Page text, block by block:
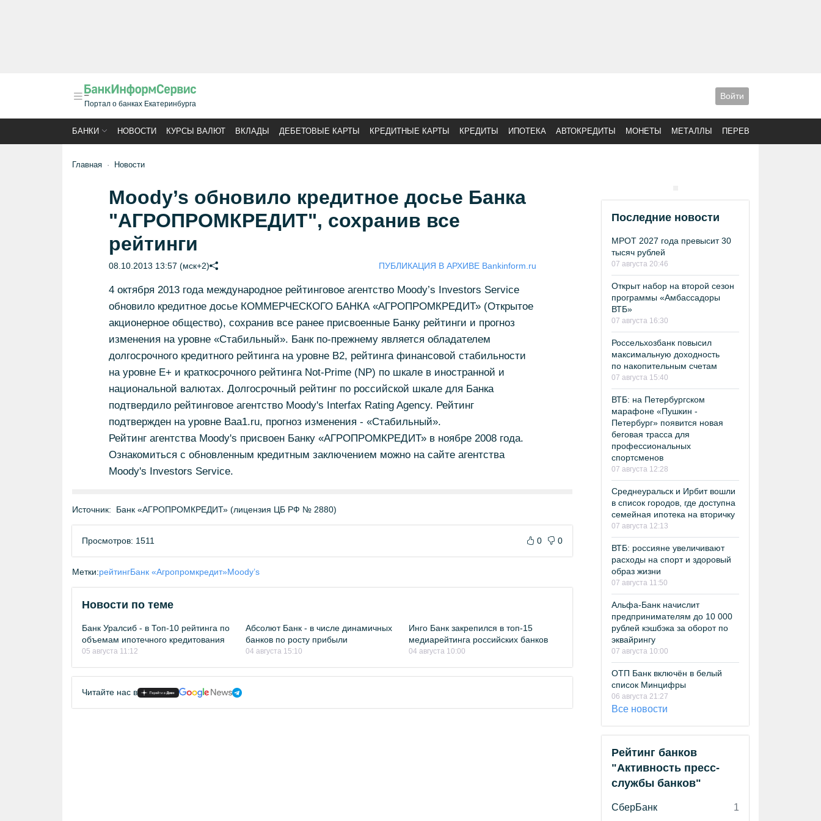
Портал о банках Екатеринбурга
Войти
БАНКИ НОВОСТИ КУРСЫ ВАЛЮТ ВКЛАДЫ ДЕБЕТОВЫЕ КАРТЫ КРЕДИТНЫЕ КАРТЫ КРЕДИТЫ ИПОТЕКА АВТОКРЕДИТЫ МОНЕТЫ МЕТАЛЛЫ ПЕРЕВОДЫ
Главная Новости
Moody’s обновило кредитное досье Банка
"АГРОПРОМКРЕДИТ", сохранив все
рейтинги
08.10.2013 13:57 (мск+2) ПУБЛИКАЦИЯ В АРХИВЕ Bankinform.ru
4 октября 2013 года международное рейтинговое агентство Moody’s Investors Service
обновило кредитное досье КОММЕРЧЕСКОГО БАНКА «АГРОПРОМКРЕДИТ» (Открытое
акционерное общество), сохранив все ранее присвоенные Банку рейтинги и прогноз
изменения на уровне «Стабильный». Банк по-прежнему является обладателем
долгосрочного кредитного рейтинга на уровне B2, рейтинга финансовой стабильности
на уровне E+ и краткосрочного рейтинга Not-Prime (NP) по шкале в иностранной и
национальной валютах. Долгосрочный рейтинг по российской шкале для Банка
подтвердило рейтинговое агентство Moody's Interfax Rating Agency. Рейтинг
подтвержден на уровне Baa1.ru, прогноз изменения - «Стабильный».
Рейтинг агентства Moody's присвоен Банку «АГРОПРОМКРЕДИТ» в ноябре 2008 года.
Ознакомиться с обновленным кредитным заключением можно на сайте агентства
Moody's Investors Service.
Источник: Банк «АГРОПРОМКРЕДИТ» (лицензия ЦБ РФ № 2880)
Просмотров: 1511 0 0
Метки:рейтингБанк «Агропромкредит»Moody’s
Новости по теме
Банк Уралсиб - в Топ-10 рейтинга по
объемам ипотечного кредитования
05 августа 11:12
Абсолют Банк - в числе динамичных
банков по росту прибыли
04 августа 15:10
Инго Банк закрепился в топ-15
медиарейтинга российских банков
04 августа 10:00
Читайте нас в
Последние новости
МРОТ 2027 года превысит 30
тысяч рублей
07 августа 20:46
Открыт набор на второй сезон
программы «Амбассадоры
ВТБ»
07 августа 16:30
Россельхозбанк повысил
максимальную доходность
по накопительным счетам
07 августа 15:40
ВТБ: на Петербургском
марафоне «Пушкин -
Петербург» появится новая
беговая трасса для
профессиональных
спортсменов
07 августа 12:28
Среднеуральск и Ирбит вошли
в список городов, где доступна
семейная ипотека на вторичку
07 августа 12:13
ВТБ: россияне увеличивают
расходы на спорт и здоровый
образ жизни
07 августа 11:50
Альфа-Банк начислит
предпринимателям до 10 000
рублей кэшбэка за оборот по
эквайрингу
07 августа 10:00
ОТП Банк включён в белый
список Минцифры
06 августа 21:27
Все новости
Рейтинг банков
"Активность пресс-
службы банков"
СберБанк
1